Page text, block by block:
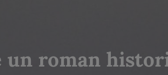
un roman